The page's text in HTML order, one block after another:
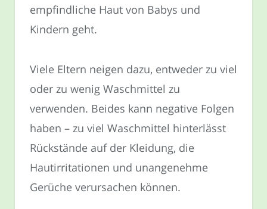
empfindliche Haut von Babys und
Kindern geht.
Viele Eltern neigen dazu, entweder zu viel
oder zu wenig Waschmittel zu
verwenden. Beides kann negative Folgen
haben – zu viel Waschmittel hinterlässt
Rückstände auf der Kleidung, die
Hautirritationen und unangenehme
Gerüche verursachen können.